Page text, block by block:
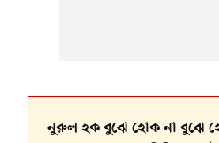
নুরুল হক বুঝে হোক না বুঝে